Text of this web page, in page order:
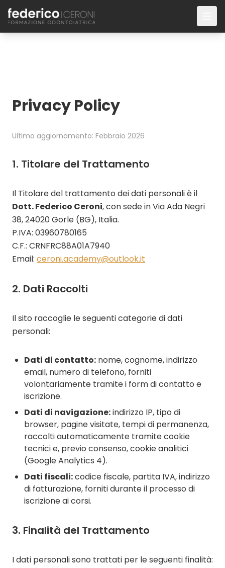
Skip to content
Intarsi e Faccette
CHI SONO
BIOGUIDED TECHNIQUE
COMMUNITY
CONTATTI
English
Privacy Policy
Ultimo aggiornamento: Febbraio 2026
1. Titolare del Trattamento
Il Titolare del trattamento dei dati personali è il
Dott. Federico Ceroni, con sede in Via Ada Negri
38, 24020 Gorle (BG), Italia.
P.IVA: 03960780165
C.F.: CRNFRC88A01A7940
Email: ceroni.academy@outlook.it
2. Dati Raccolti
Il sito raccoglie le seguenti categorie di dati
personali:
Dati di contatto: nome, cognome, indirizzo
email, numero di telefono, forniti
volontariamente tramite i form di contatto e
iscrizione.
Dati di navigazione:indirizzo IP, tipo di
browser, pagine visitate, tempi di permanenza,
raccolti automaticamente tramite cookie
tecnici e, previo consenso, cookie analitici
(Google Analytics 4).
Dati fiscali:codice fiscale, partita IVA, indirizzo
di fatturazione, forniti durante il processo di
iscrizione ai corsi.
3. Finalità del Trattamento
I dati personali sono trattati per le seguenti finalità: